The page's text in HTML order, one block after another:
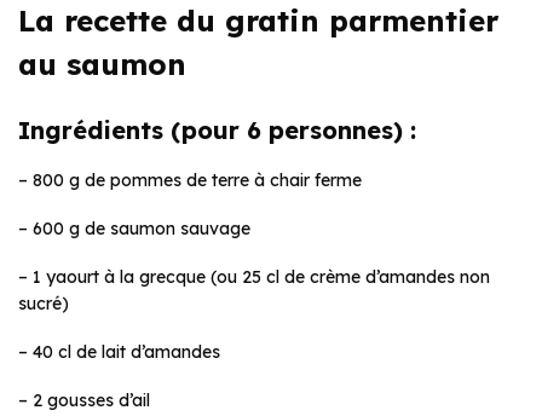
La recette du gratin parmentier
au saumon
Ingrédients (pour 6 personnes) :
– 800 g de pommes de terre à chair ferme
– 600 g de saumon sauvage
– 1 yaourt à la grecque (ou 25 cl de crème d’amandes non
sucré)
– 40 cl de lait d’amandes
– 2 gousses d’ail